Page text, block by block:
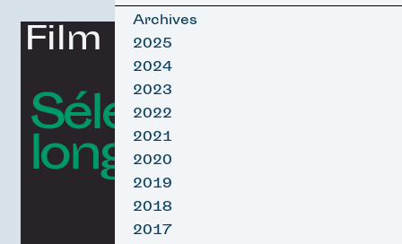
Archives
2025
2024
2023
2022
2021
2020
2019
2018
2017
Film d'ouverture
Sélection
longs Surf